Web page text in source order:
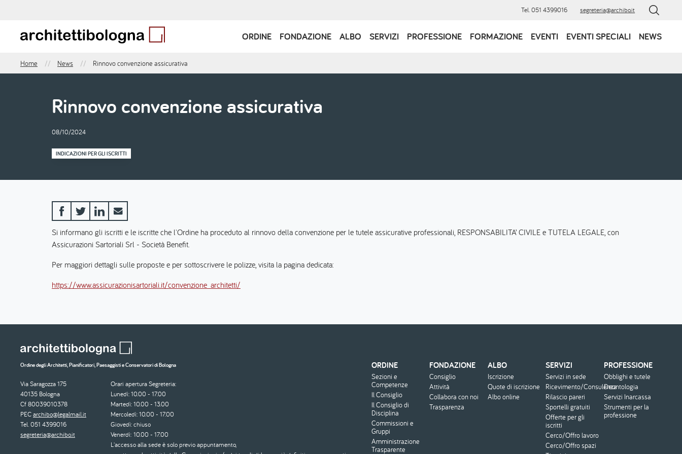
contenuto
principale
Tel. 051 4399016 segreteria@archibo.it
Navigazione
ORDINE FONDAZIONE ALBO SERVIZI PROFESSIONE FORMAZIONE EVENTI EVENTI SPECIALI NEWS
Briciole
Home News Rinnovo convenzione assicurativa
Rinnovo convenzione assicurativa
08/10/2024
INDICAZIONI PER GLI ISCRITTI
Si informano gli iscritti e le iscritte che l'Ordine ha proceduto al rinnovo della convenzione per le tutele assicurative professionali, RESPONSABILITA’ CIVILE e TUTELA LEGALE, con
Assicurazioni Sartoriali Srl - Società Benefit.
Per maggiori dettagli sulle proposte e per sottoscrivere le polizze, visita la pagina dedicata:
https://www.assicurazionisartoriali.it/convenzione_architetti/
Ordine degli Architetti, Pianificatori, Paesaggisti e Conservatori di Bologna
Via Saragozza 175
40135 Bologna
Cf 80039010378
PECarchibo@legalmail.it
Tel. 051 4399016
segreteria@archibo.it
Orari apertura Segreteria:
Lunedì: 10.00 - 17.00
Martedì: 10.00 - 13.00
Mercoledì: 10.00 - 17.00
Giovedì: chiuso
Venerdì: 10.00 - 17.00
L'accesso alla sede è solo previo appuntamento,
Menu
footer
ORDINE
Sezioni e
Competenze
Il Consiglio
Il Consiglio di
Disciplina
Commissioni e
Gruppi
Amministrazione
Trasparente
FONDAZIONE
Consiglio
Attività
Collabora con noi
Trasparenza
ALBO
Iscrizione
Quote di iscrizione
Albo online
SERVIZI
Servizi in sede
Ricevimento/Consulenza
Rilascio pareri
Sportelli gratuiti
Offerte per gli
iscritti
Cerco/Offro lavoro
Cerco/Offro spazi
PROFESSIONE
Obblighi e tutele
Deontologia
Servizi Inarcassa
Strumenti per la
professione